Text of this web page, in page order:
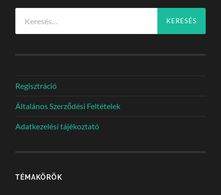
Regisztráció
Általános Szerződési Feltételek
Adatkezelési tájékoztató
TÉMAKÖRÖK